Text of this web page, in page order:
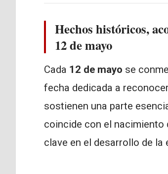
Hechos históricos,
12 de mayo
Cada 12 de mayo se
fecha dedicada a
sostienen una parte
coincide con el nacimiento
clave en el desarrollo de la